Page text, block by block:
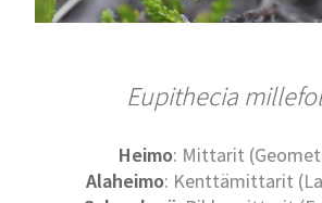
Eupithecia
Heimo: Mittarit
Alaheimo: Kenttämittarit